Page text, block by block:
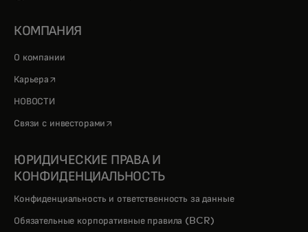
КОМПАНИЯ
О компании
Карьера opens in a new tab
НОВОСТИ
Связи с инвесторами opens in a new tab
ЮРИДИЧЕСКИЕ ПРАВА И
КОНФИДЕНЦИАЛЬНОСТЬ
Конфиденциальность и ответственность за данные
Обязательные корпоративные правила (BCR)